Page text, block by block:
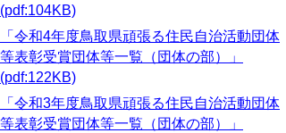
(pdf:104KB)
「令和4年度鳥取県頑張る住民自治活動団体
等表彰受賞団体等一覧（団体の部）」
(pdf:122KB)
「令和3年度鳥取県頑張る住民自治活動団体
等表彰受賞団体等一覧（団体の部）」